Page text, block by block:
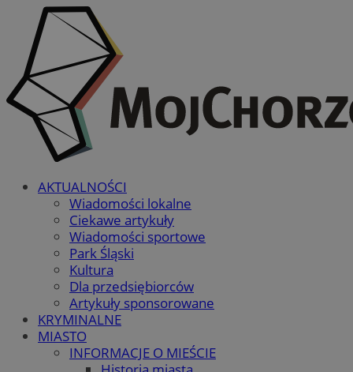
AKTUALNOŚCI
Wiadomości lokalne
Ciekawe artykuły
Wiadomości sportowe
Park Śląski
Kultura
Dla przedsiębiorców
Artykuły sponsorowane
KRYMINALNE
MIASTO
INFORMACJE O MIEŚCIE